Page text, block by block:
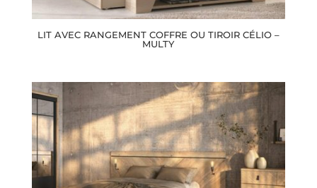
LIT AVEC RANGEMENT COFFRE OU TIROIR CÉLIO –
MULTY